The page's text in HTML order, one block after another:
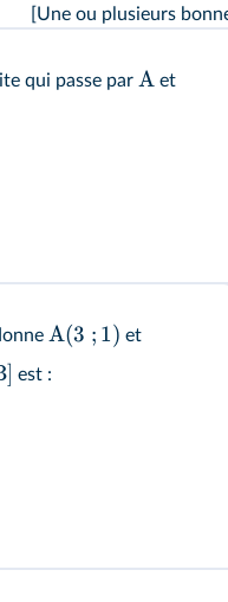
[Une ou plusieurs
qui passe par A et
A(3 ; 1) et
est :